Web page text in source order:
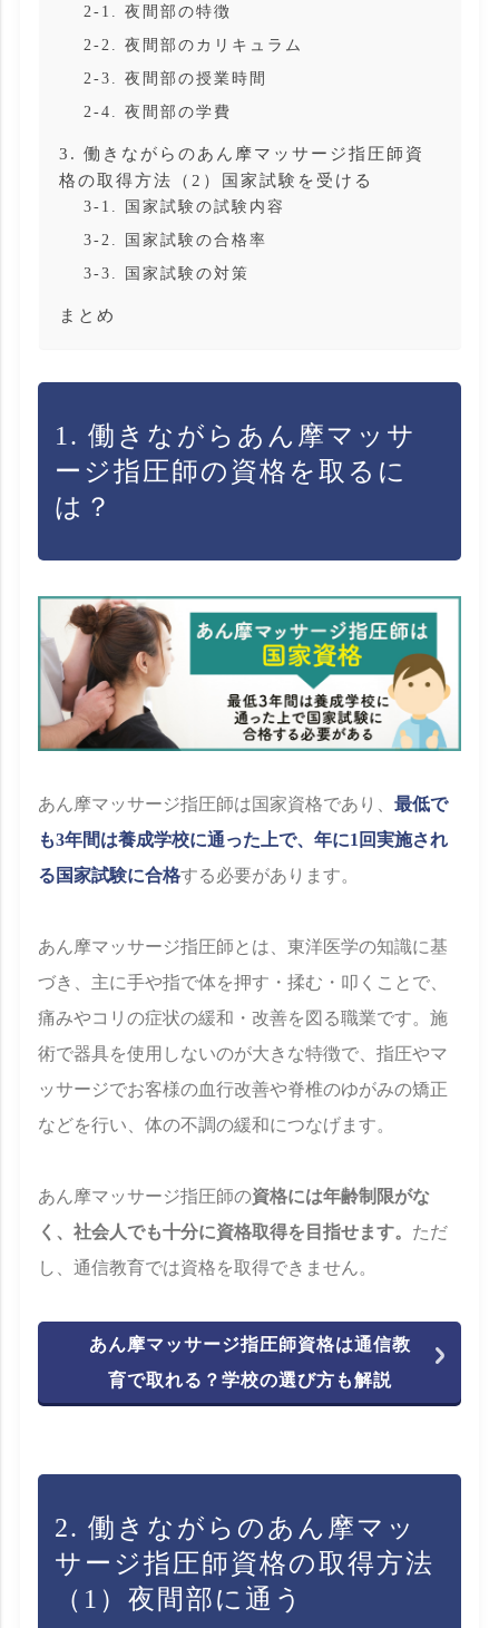
2-1. 夜間部の特徴
2-2. 夜間部のカリキュラム
2-3. 夜間部の授業時間
2-4. 夜間部の学費
3. 働きながらのあん摩マッサージ指圧師資
格の取得方法（2）国家試験を受ける
3-1. 国家試験の試験内容
3-2. 国家試験の合格率
3-3. 国家試験の対策
まとめ
1. 働きながらあん摩マッサ
ージ指圧師の資格を取るに
は？
あん摩マッサージ指圧師は国家資格であり、最低で
も3年間は養成学校に通った上で、年に1回実施され
る国家試験に合格する必要があります。
あん摩マッサージ指圧師とは、東洋医学の知識に基
づき、主に手や指で体を押す・揉む・叩くことで、
痛みやコリの症状の緩和・改善を図る職業です。施
術で器具を使用しないのが大きな特徴で、指圧やマ
ッサージでお客様の血行改善や脊椎のゆがみの矯正
などを行い、体の不調の緩和につなげます。
あん摩マッサージ指圧師の資格には年齢制限がな
く、社会人でも十分に資格取得を目指せます。 ただ
し、通信教育では資格を取得できません。
あん摩マッサージ指圧師資格は通信教
育で取れる？学校の選び方も解説
2. 働きながらのあん摩マッ
サージ指圧師資格の取得方法
（1）夜間部に通う